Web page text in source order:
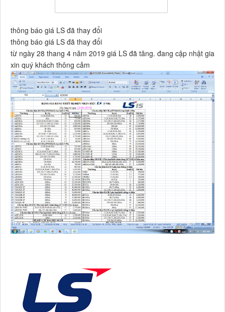
thông báo giá LS đã thay đổi
thông báo giá LS đã thay đổi
từ ngày 28 thang 4 năm 2019 giá LS đã tăng. đang cập nhật gia
xin quý khách thông cảm